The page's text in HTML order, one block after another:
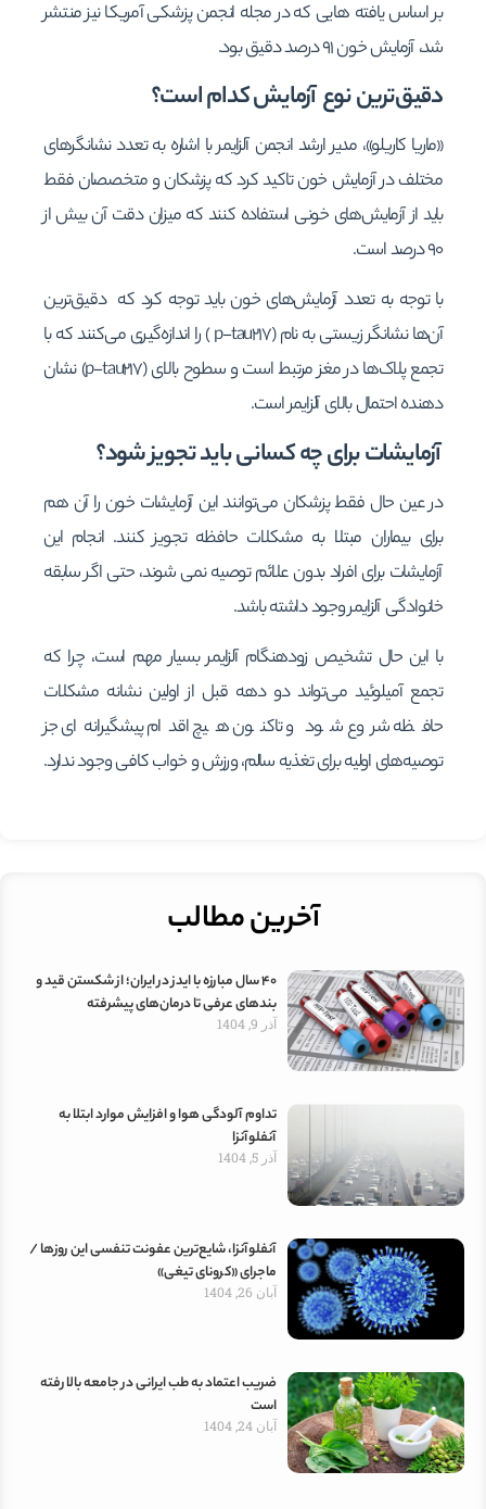
بر اساس یافته هایی که در مجله انجمن پزشکی آمریکا نیز منتشر
شد، آزمایش خون ۹۱ درصد دقیق بود.
دقیق‌ترین نوع آزمایش کدام است؟
«ماریا کاریلو»، مدیر ارشد انجمن آلزایمر با اشاره به تعدد نشانگرهای
مختلف در آزمایش خون تاکید کرد که پزشکان و متخصصان فقط
باید از آزمایش‌های خونی استفاده کنند که میزان دقت آن بیش از
۹۰ درصد است.
با توجه به تعدد آزمایش‌های خون باید توجه کرد که دقیق‌ترین
آن‌ها نشانگر زیستی به نام (p-tau۲۱۷ ) را اندازه‌گیری می‌کنند که با
تجمع پلاک‌ها در مغز مرتبط است و سطوح بالای (p-tau۲۱۷) نشان
دهنده احتمال بالای آلزایمر است.
آزمایشات برای چه کسانی باید تجویز شود؟
در عین حال فقط پزشکان می‌توانند این آزمایشات خون را آن هم
برای بیماران مبتلا به مشکلات حافظه تجویز کنند. انجام این
آزمایشات برای افراد بدون علائم توصیه نمی شوند، حتی اگر سابقه
خانوادگی آلزایمر وجود داشته باشد.
با این حال تشخیص زودهنگام آلزایمر بسیار مهم است، چرا که
تجمع آمیلوئید می‌تواند دو دهه قبل از اولین نشانه مشکلات
حافظه شروع شود و تاکنون هیچ اقدام پیشگیرانه‌ای جز
توصیه‌های اولیه برای تغذیه سالم، ورزش و خواب کافی وجود ندارد.
آخرین مطالب
۴۰ سال مبارزه با ایدز در ایران؛ از شکستن قید و
بندهای عرفی تا درمان‌های پیشرفته
آذر 9, 1404
تداوم آلودگی هوا و افزایش موارد ابتلا به
آنفلوآنزا
آذر 5, 1404
آنفلوآنزا، شایع‌ترین عفونت تنفسی این روزها /
ماجرای «کرونای تیغی»
آبان 26, 1404
ضریب اعتماد به طب ایرانی در جامعه بالا رفته
است
آبان 24, 1404